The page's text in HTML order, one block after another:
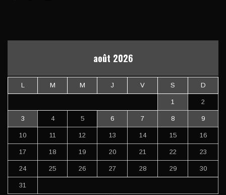
août 2026
L M M J V S D
1 2
3 4 5 6 7 8 9
10 11 12 13 14 15 16
17 18 19 20 21 22 23
24 25 26 27 28 29 30
31